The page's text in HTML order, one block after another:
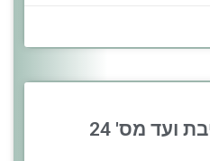
ועד מס' 24